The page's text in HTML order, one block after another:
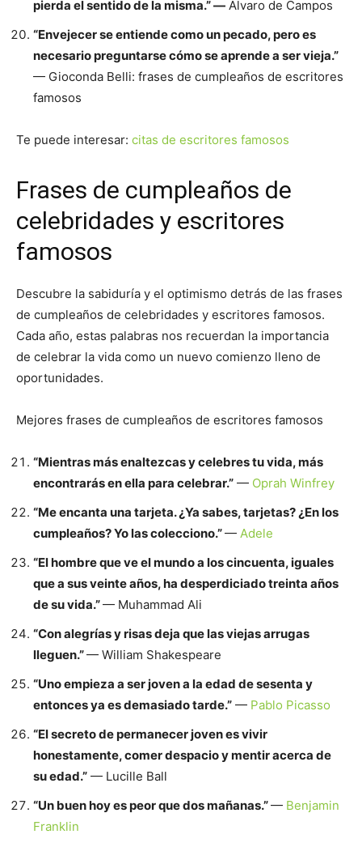
pierda el sentido de la misma.” — Álvaro de Campos
“Envejecer se entiende como un pecado, pero es
necesario preguntarse cómo se aprende a ser vieja.”
— Gioconda Belli: frases de cumpleaños de escritores
famosos
Te puede interesar: citas de escritores famosos
Frases de cumpleaños de
celebridades y escritores
famosos
Descubre la sabiduría y el optimismo detrás de las frases
de cumpleaños de celebridades y escritores famosos.
Cada año, estas palabras nos recuerdan la importancia
de celebrar la vida como un nuevo comienzo lleno de
oportunidades.
Mejores frases de cumpleaños de escritores famosos
“Mientras más enaltezcas y celebres tu vida, más
encontrarás en ella para celebrar.” — Oprah Winfrey
“Me encanta una tarjeta. ¿Ya sabes, tarjetas? ¿En los
cumpleaños? Yo las colecciono.”— Adele
“El hombre que ve el mundo a los cincuenta, iguales
que a sus veinte años, ha desperdiciado treinta años
de su vida.”— Muhammad Ali
“Con alegrías y risas deja que las viejas arrugas
lleguen.”— William Shakespeare
“Uno empieza a ser joven a la edad de sesenta y
entonces ya es demasiado tarde.” — Pablo Picasso
“El secreto de permanecer joven es vivir
honestamente, comer despacio y mentir acerca de
su edad.” — Lucille Ball
“Un buen hoy es peor que dos mañanas.”— Benjamin
Franklin